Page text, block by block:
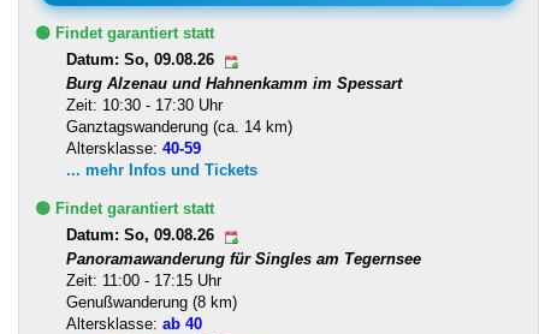
🟢 Findet garantiert statt
Datum: So, 09.08.26
Burg Alzenau und Hahnenkamm im Spessart
Zeit: 10:30 - 17:30 Uhr
Ganztagswanderung (ca. 14 km)
Altersklasse: 40-59
... mehr Infos und Tickets
🟢 Findet garantiert statt
Datum: So, 09.08.26
Panoramawanderung für Singles am Tegernsee
Zeit: 11:00 - 17:15 Uhr
Genußwanderung (8 km)
Altersklasse: ab 40